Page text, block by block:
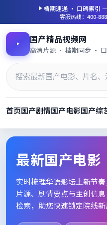
档期速递 · 口碑索引
客服热线：400-
国产精品视频网
高清片源 · 档期同步 ·
首页国产剧情国产电影国产综
最新国产电影
最新国产电影
实时梳理华语影坛上新节
片源、剧情要点与主创信
检索，助您快速锁定院线